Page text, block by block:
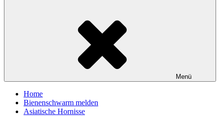
Menü
Home
Bienenschwarm melden
Asiatische Hornisse